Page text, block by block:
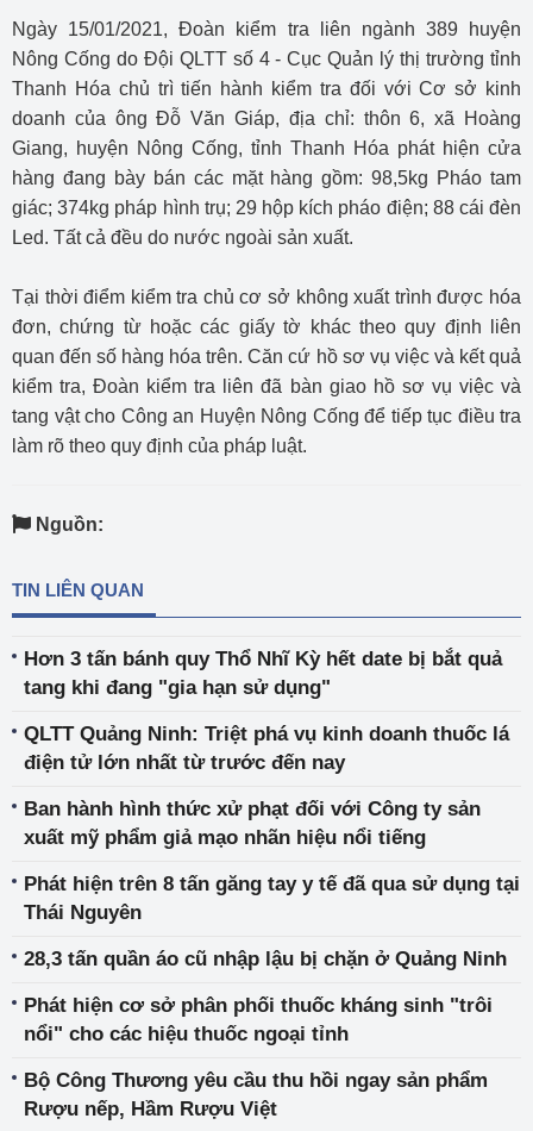
Ngày 15/01/2021, Đoàn kiểm tra liên ngành 389 huyện
Nông Cống do Đội QLTT số 4 - Cục Quản lý thị trường tỉnh
Thanh Hóa chủ trì tiến hành kiểm tra đối với Cơ sở kinh
doanh của ông Đỗ Văn Giáp, địa chỉ: thôn 6, xã Hoàng
Giang, huyện Nông Cống, tỉnh Thanh Hóa phát hiện cửa
hàng đang bày bán các mặt hàng gồm: 98,5kg Pháo tam
giác; 374kg pháp hình trụ; 29 hộp kích pháo điện; 88 cái đèn
Led. Tất cả đều do nước ngoài sản xuất.
Tại thời điểm kiểm tra chủ cơ sở không xuất trình được hóa
đơn, chứng từ hoặc các giấy tờ khác theo quy định liên
quan đến số hàng hóa trên. Căn cứ hồ sơ vụ việc và kết quả
kiểm tra, Đoàn kiểm tra liên đã bàn giao hồ sơ vụ việc và
tang vật cho Công an Huyện Nông Cống để tiếp tục điều tra
làm rõ theo quy định của pháp luật.
Nguồn:
TIN LIÊN QUAN
Hơn 3 tấn bánh quy Thổ Nhĩ Kỳ hết date bị bắt quả
tang khi đang "gia hạn sử dụng"
QLTT Quảng Ninh: Triệt phá vụ kinh doanh thuốc lá
điện tử lớn nhất từ trước đến nay
Ban hành hình thức xử phạt đối với Công ty sản
xuất mỹ phẩm giả mạo nhãn hiệu nổi tiếng
Phát hiện trên 8 tấn găng tay y tế đã qua sử dụng tại
Thái Nguyên
28,3 tấn quần áo cũ nhập lậu bị chặn ở Quảng Ninh
Phát hiện cơ sở phân phối thuốc kháng sinh "trôi
nổi" cho các hiệu thuốc ngoại tỉnh
Bộ Công Thương yêu cầu thu hồi ngay sản phẩm
Rượu nếp, Hầm Rượu Việt